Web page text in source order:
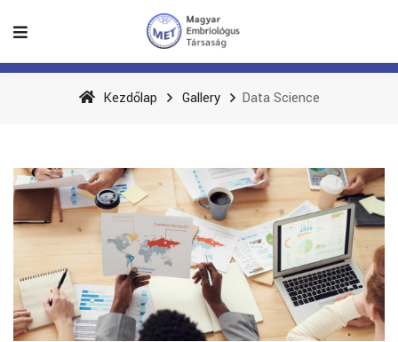
Kezdőlap Gallery Data Science